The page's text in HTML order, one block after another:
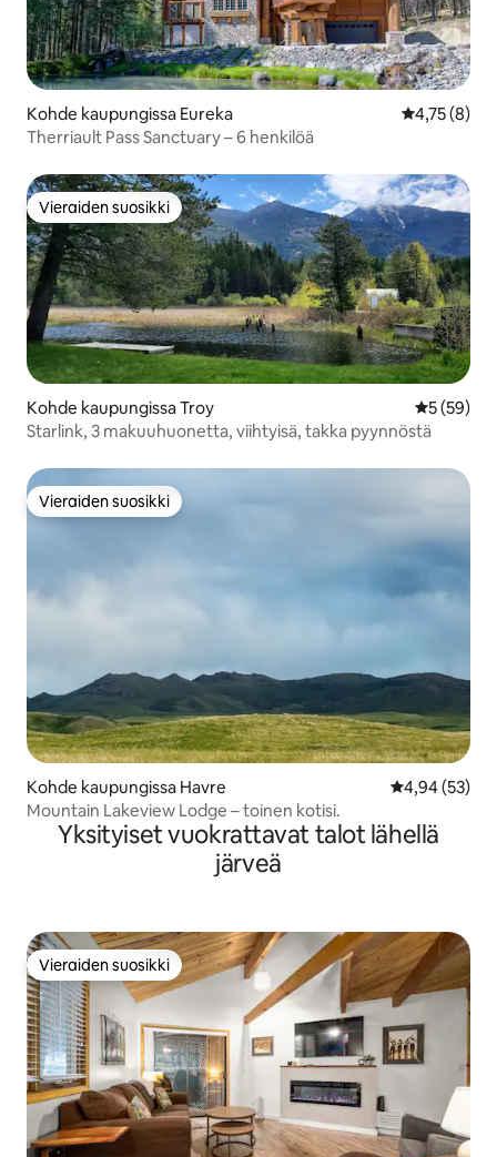
Kohde kaupungissa Eureka
4,75 (8)
Therriault Pass Sanctuary – 6 henkilöä
Vieraiden suosikki
Vieraiden suosikki
Kohde kaupungissa Troy
5 (59)
Starlink, 3 makuuhuonetta, viihtyisä, takka pyynnöstä
Vieraiden suosikki
Vieraiden suosikki
Kohde kaupungissa Havre
4,94 (53)
Mountain Lakeview Lodge – toinen kotisi.
Yksityiset vuokrattavat talot lähellä
järveä
Vieraiden suosikki
Vieraiden suosikki